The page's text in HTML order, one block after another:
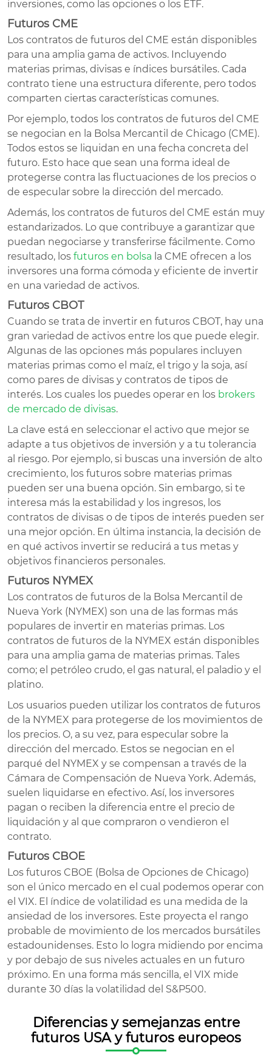
inversiones, como las opciones o los ETF.
Futuros CME
Los contratos de futuros del CME están disponibles
para una amplia gama de activos. Incluyendo
materias primas, divisas e índices bursátiles. Cada
contrato tiene una estructura diferente, pero todos
comparten ciertas características comunes.
Por ejemplo, todos los contratos de futuros del CME
se negocian en la Bolsa Mercantil de Chicago (CME).
Todos estos se liquidan en una fecha concreta del
futuro. Esto hace que sean una forma ideal de
protegerse contra las fluctuaciones de los precios o
de especular sobre la dirección del mercado.
Además, los contratos de futuros del CME están muy
estandarizados. Lo que contribuye a garantizar que
puedan negociarse y transferirse fácilmente. Como
resultado, los futuros en bolsa la CME ofrecen a los
inversores una forma cómoda y eficiente de invertir
en una variedad de activos.
Futuros CBOT
Cuando se trata de invertir en futuros CBOT, hay una
gran variedad de activos entre los que puede elegir.
Algunas de las opciones más populares incluyen
materias primas como el maíz, el trigo y la soja, así
como pares de divisas y contratos de tipos de
interés. Los cuales los puedes operar en los brokers
de mercado de divisas.
La clave está en seleccionar el activo que mejor se
adapte a tus objetivos de inversión y a tu tolerancia
al riesgo. Por ejemplo, si buscas una inversión de alto
crecimiento, los futuros sobre materias primas
pueden ser una buena opción. Sin embargo, si te
interesa más la estabilidad y los ingresos, los
contratos de divisas o de tipos de interés pueden ser
una mejor opción. En última instancia, la decisión de
en qué activos invertir se reducirá a tus metas y
objetivos financieros personales.
Futuros NYMEX
Los contratos de futuros de la Bolsa Mercantil de
Nueva York (NYMEX) son una de las formas más
populares de invertir en materias primas. Los
contratos de futuros de la NYMEX están disponibles
para una amplia gama de materias primas. Tales
como; el petróleo crudo, el gas natural, el paladio y el
platino.
Los usuarios pueden utilizar los contratos de futuros
de la NYMEX para protegerse de los movimientos de
los precios. O, a su vez, para especular sobre la
dirección del mercado. Estos se negocian en el
parqué del NYMEX y se compensan a través de la
Cámara de Compensación de Nueva York. Además,
suelen liquidarse en efectivo. Así, los inversores
pagan o reciben la diferencia entre el precio de
liquidación y al que compraron o vendieron el
contrato.
Futuros CBOE
Los futuros CBOE (Bolsa de Opciones de Chicago)
son el único mercado en el cual podemos operar con
el VIX. El índice de volatilidad es una medida de la
ansiedad de los inversores. Este proyecta el rango
probable de movimiento de los mercados bursátiles
estadounidenses. Esto lo logra midiendo por encima
y por debajo de sus niveles actuales en un futuro
próximo. En una forma más sencilla, el VIX mide
durante 30 días la volatilidad del S&P500.
Diferencias y semejanzas entre
futuros USA y futuros europeos